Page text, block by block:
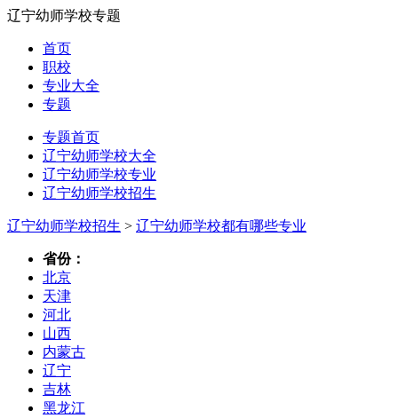
辽宁幼师学校专题
首页
职校
专业大全
专题
专题首页
辽宁幼师学校大全
辽宁幼师学校专业
辽宁幼师学校招生
辽宁幼师学校招生 > 辽宁幼师学校都有哪些专业
省份：
北京
天津
河北
山西
内蒙古
辽宁
吉林
黑龙江